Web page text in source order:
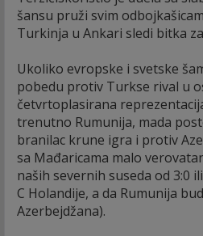
šansu pruži svim
Turkinja u Ankari sledi bitka
Ukoliko evropske i svetske
pobedu protiv Turkse rival u
četvrtoplasirana
trenutno Rumunija, mada
branilac krune igra i protiv
sa Mađaricama malo
naših severnih suseda od 3:0
C Holandije, a da Rumunija
Azerbejdžana).